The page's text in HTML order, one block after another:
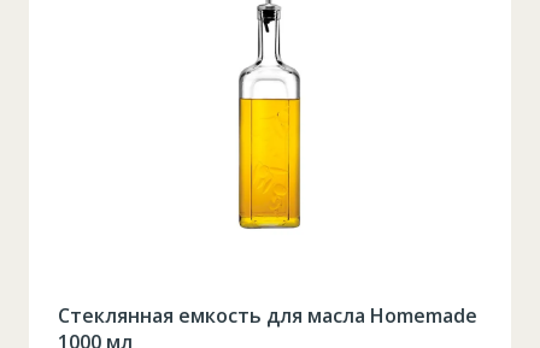
Стеклянная емкость для масла Homemade
1000 мл